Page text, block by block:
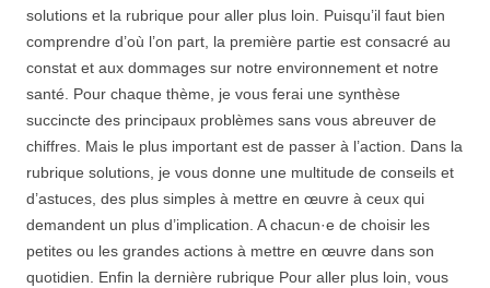
solutions et la rubrique pour aller plus loin. Puisqu’il faut bien
comprendre d’où l’on part, la première partie est consacré au
constat et aux dommages sur notre environnement et notre
santé. Pour chaque thème, je vous ferai une synthèse
succincte des principaux problèmes sans vous abreuver de
chiffres. Mais le plus important est de passer à l’action. Dans la
rubrique solutions, je vous donne une multitude de conseils et
d’astuces, des plus simples à mettre en œuvre à ceux qui
demandent un plus d’implication. A chacun·e de choisir les
petites ou les grandes actions à mettre en œuvre dans son
quotidien. Enfin la dernière rubrique Pour aller plus loin, vous